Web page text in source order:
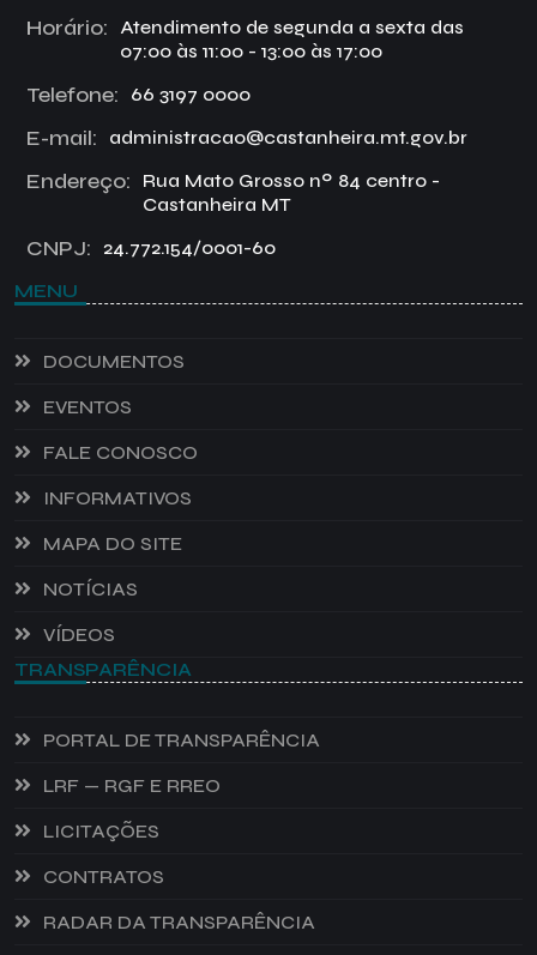
Horário:
Atendimento de segunda a sexta das
07:00 às 11:00 - 13:00 às 17:00
Telefone: 66 3197 0000
E-mail: administracao@castanheira.mt.gov.br
Endereço:
Rua Mato Grosso nº 84 centro -
Castanheira MT
CNPJ: 24.772.154/0001-60
MENU
DOCUMENTOS
EVENTOS
FALE CONOSCO
INFORMATIVOS
MAPA DO SITE
NOTÍCIAS
VÍDEOS
TRANSPARÊNCIA
PORTAL DE TRANSPARÊNCIA
LRF — RGF E RREO
LICITAÇÕES
CONTRATOS
RADAR DA TRANSPARÊNCIA